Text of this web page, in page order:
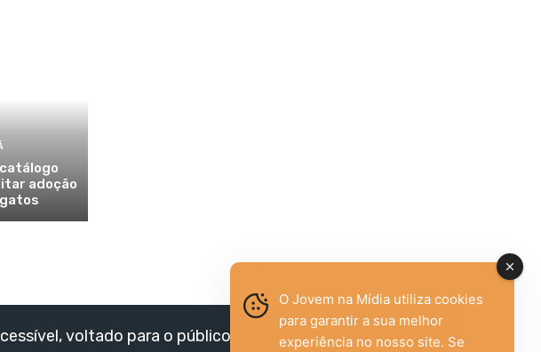
adoção
voltado para o público jovem,
O Jovem na Mídia utiliza cookies
para garantir a sua melhor
experiência no nosso site. Se